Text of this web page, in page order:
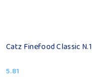
Catz Finefood Classic
Cena:
5.81